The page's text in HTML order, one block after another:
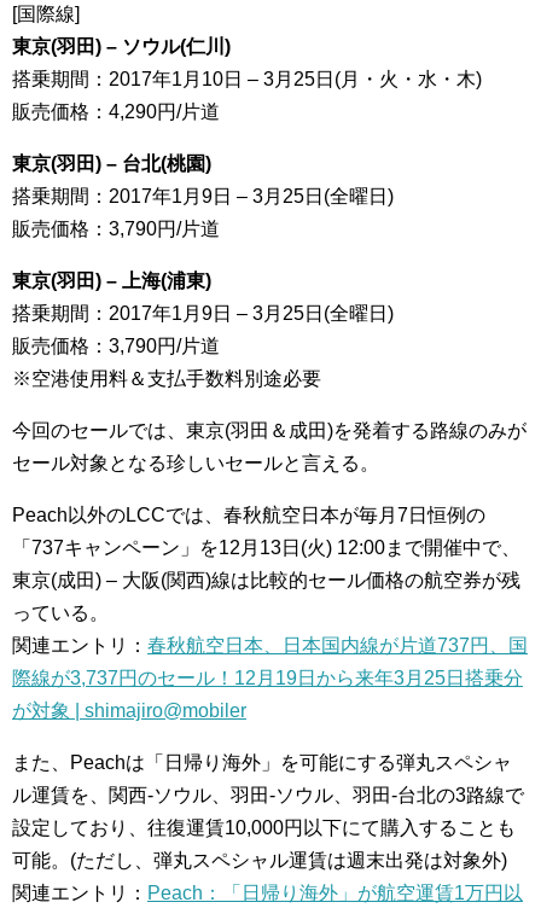
[国際線]
東京(羽田) – ソウル(仁川)
搭乗期間：2017年1月10日 – 3月25日(月・火・水・木)
販売価格：4,290円/片道
東京(羽田) – 台北(桃園)
搭乗期間：2017年1月9日 – 3月25日(全曜日)
販売価格：3,790円/片道
東京(羽田) – 上海(浦東)
搭乗期間：2017年1月9日 – 3月25日(全曜日)
販売価格：3,790円/片道
※空港使用料＆支払手数料別途必要
今回のセールでは、東京(羽田＆成田)を発着する路線のみが
セール対象となる珍しいセールと言える。
Peach以外のLCCでは、春秋航空日本が毎月7日恒例の
「737キャンペーン」を12月13日(火) 12:00まで開催中で、
東京(成田) – 大阪(関西)線は比較的セール価格の航空券が残
っている。
関連エントリ： 春秋航空日本、日本国内線が片道737円、国
際線が3,737円のセール！12月19日から来年3月25日搭乗分
が対象 | shimajiro@mobiler
また、Peachは「日帰り海外」を可能にする弾丸スペシャ
ル運賃を、関西-ソウル、羽田-ソウル、羽田-台北の3路線で
設定しており、往復運賃10,000円以下にて購入することも
可能。(ただし、弾丸スペシャル運賃は週末出発は対象外)
関連エントリ： Peach：「日帰り海外」が航空運賃1万円以